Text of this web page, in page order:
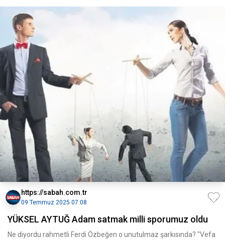
https://sabah.com.tr
09 Temmuz 2025 07:08
YÜKSEL AYTUĞ Adam satmak milli sporumuz oldu
Ne diyordu rahmetli Ferdi Özbeğen o unutulmaz şarkısında? "Vefa